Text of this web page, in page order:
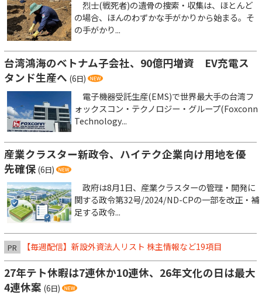
烈士(戦死者)の遺骨の捜索・収集は、ほとんど
の場合、ほんのわずかな手がかりから始まる。そ
の手がかり...
台湾鴻海のベトナム子会社、90億円増資 EV充電ス
タンド生産へ (6日)
電子機器受託生産(EMS)で世界最大手の台湾フ
ォックスコン・テクノロジー・グループ(Foxconn
Technology...
産業クラスター新政令、ハイテク企業向け用地を優
先確保 (6日)
政府は8月1日、産業クラスターの管理・開発に
関する政令第32号/2024/ND-CPの一部を改正・補
足する政令...
PR 【毎週配信】新設外資法人リスト 株主情報など19項目
27年テト休暇は7連休か10連休、26年文化の日は最大
4連休案 (6日)